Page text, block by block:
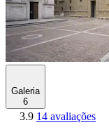
Galeria
6
3.9 14 avaliações